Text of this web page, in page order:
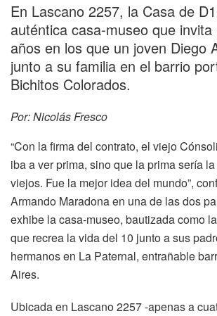
En Lascano 2257, la Casa de
auténtica casa-museo que
años en los que un joven Diego
junto a su familia en el barrio
Bichitos Colorados.
Por: Nicolás Fresco
“Con la firma del contrato, el viejo
iba a ver prima, sino que la prima sería
viejos. Fue la mejor idea del mundo”,
Armando Maradona en una de las dos
exhibe la casa-museo, bautizada como
que recrea la vida del 10 junto a sus
hermanos en La Paternal, entrañable
Aires.
Ubicada en Lascano 2257 -apenas a